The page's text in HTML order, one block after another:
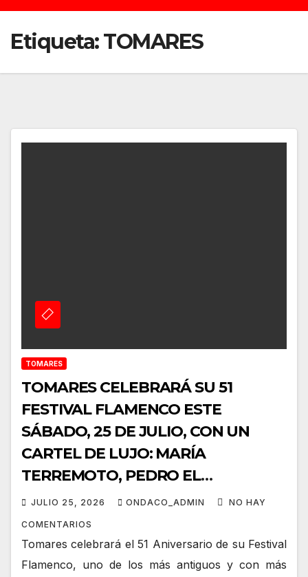
Etiqueta:TOMARES
TOMARES
TOMARES CELEBRARÁ SU 51
FESTIVAL FLAMENCO ESTE
SÁBADO, 25 DE JULIO, CON UN
CARTEL DE LUJO: MARÍA
TERREMOTO, PEDRO EL
GRANAÍNO, JOSÉ VALENCIA,
ANGELITA MONTOYA, FERNANDO
CORTÉS “EL LELE” Y ÁGUEDA
SAAVEDRA
JULIO 25, 2026 ONDACO_ADMIN NO HAY
COMENTARIOS
Tomares celebrará el 51 Aniversario de su Festival
Flamenco, uno de los más antiguos y con más